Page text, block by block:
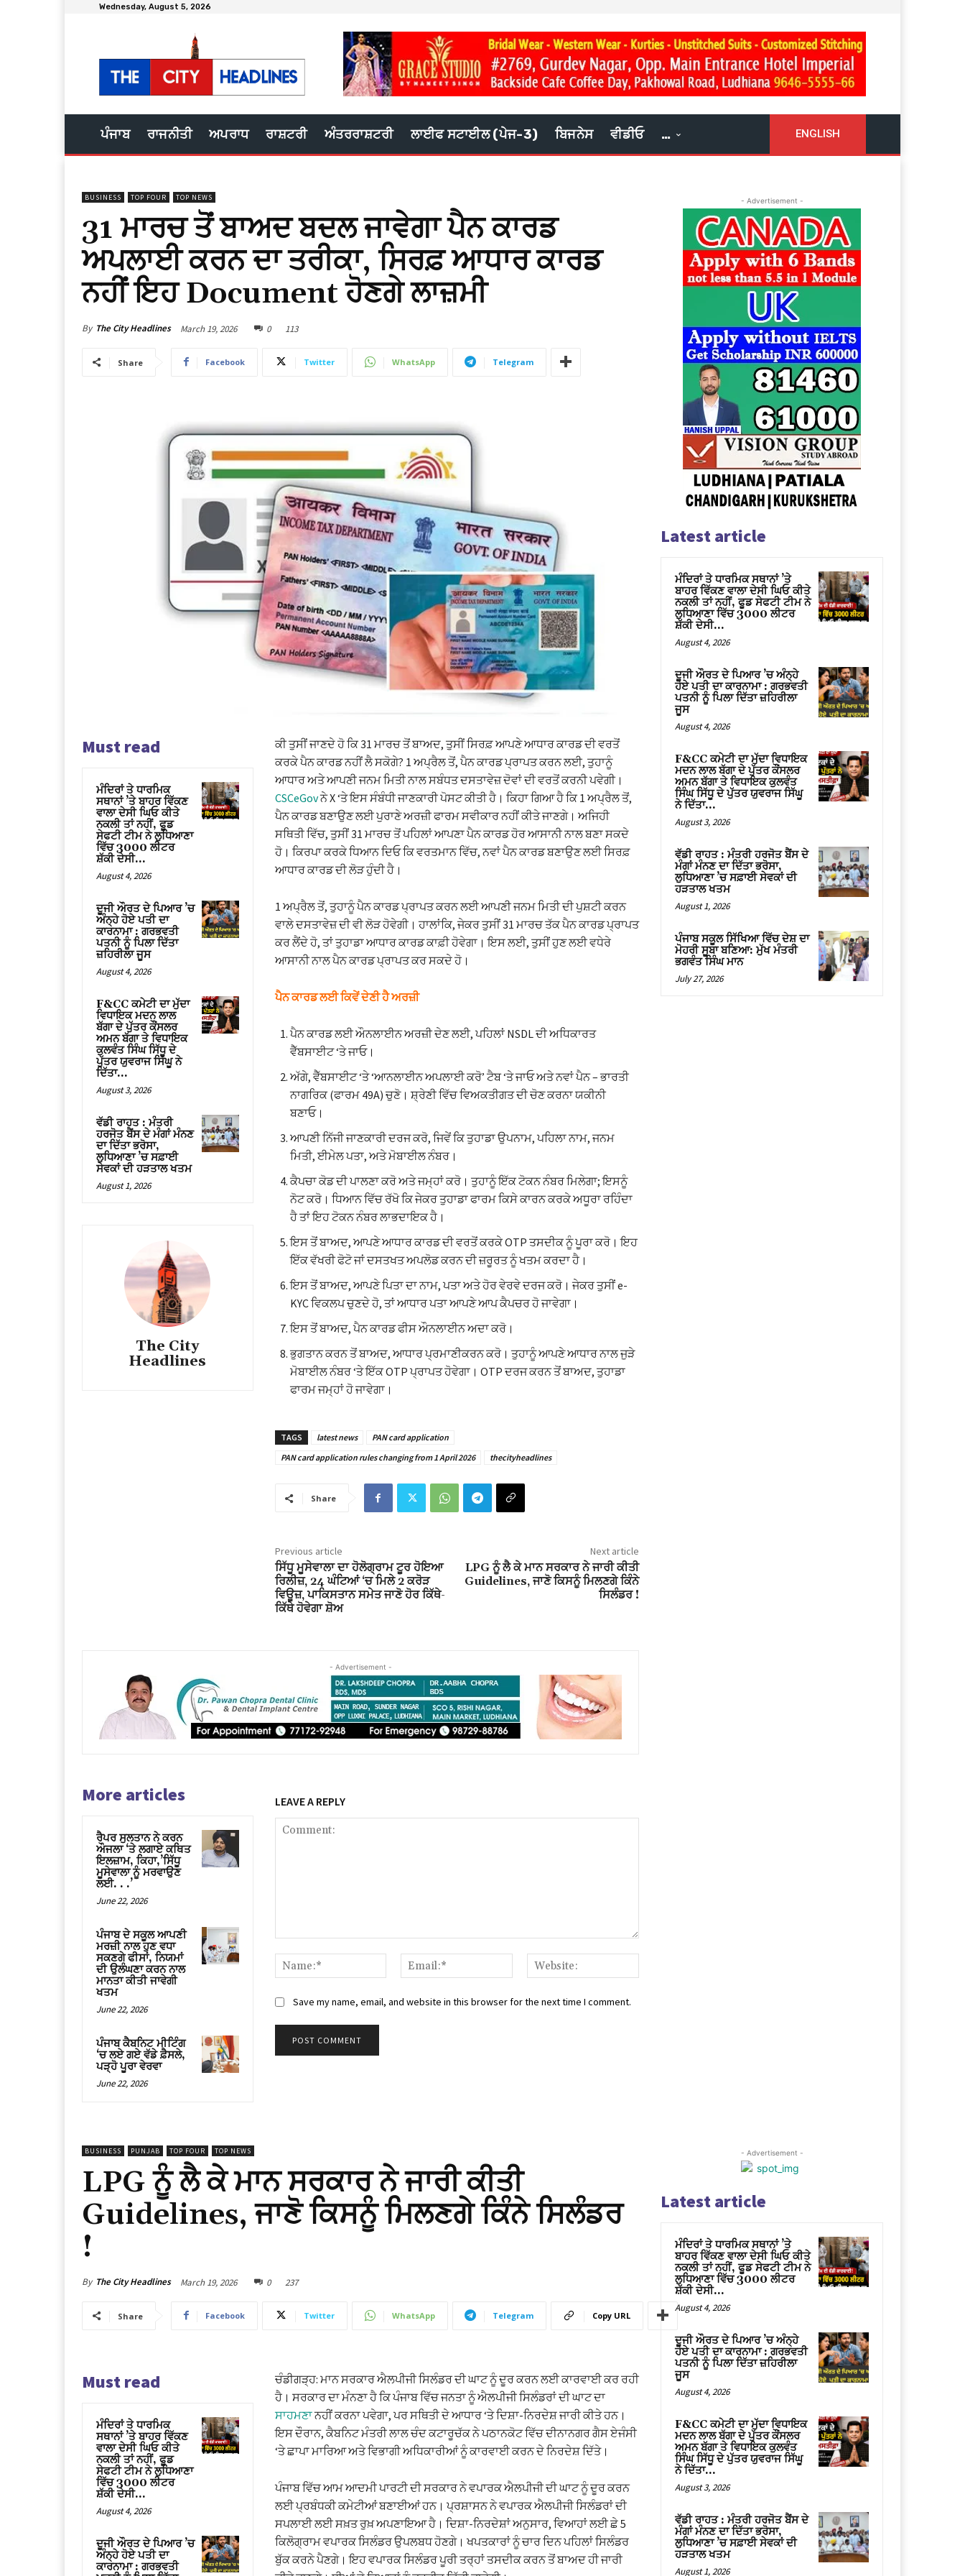
Wednesday, August 5, 2026
ਪੰਜਾਬ ਰਾਜਨੀਤੀ ਅਪਰਾਧ ਰਾਸ਼ਟਰੀ ਅੰਤਰਰਾਸ਼ਟਰੀ ਲਾਈਫ ਸਟਾਈਲ (ਪੇਜ-3) ਬਿਜਨੇਸ ਵੀਡੀਓ … ENGLISH
BUSINESS TOP FOUR TOP NEWS
31 ਮਾਰਚ ਤੋਂ ਬਾਅਦ ਬਦਲ ਜਾਵੇਗਾ ਪੈਨ ਕਾਰਡ
ਅਪਲਾਈ ਕਰਨ ਦਾ ਤਰੀਕਾ, ਸਿਰਫ਼ ਆਧਾਰ ਕਾਰਡ
ਨਹੀਂ ਇਹ Document ਹੋਣਗੇ ਲਾਜ਼ਮੀ
By The City Headlines March 19, 2026 0 113
Share Facebook Twitter WhatsApp Telegram
Must read
ਮੰਦਿਰਾਂ ਤੇ ਧਾਰਮਿਕ
ਸਥਾਨਾਂ ’ਤੇ ਬਾਹਰ ਵਿੱਕਣ
ਵਾਲਾ ਦੇਸੀ ਘਿਓ ਕੀਤੇ
ਨਕਲੀ ਤਾਂ ਨਹੀਂ, ਫੂਡ
ਸੇਫਟੀ ਟੀਮ ਨੇ ਲੁਧਿਆਣਾ
ਵਿੱਚ 3000 ਲੀਟਰ
ਸ਼ੱਕੀ ਦੇਸੀ...
August 4, 2026
ਦੂਜੀ ਔਰਤ ਦੇ ਪਿਆਰ ’ਚ
ਅੰਨ੍ਹੇ ਹੋਏ ਪਤੀ ਦਾ
ਕਾਰਨਾਮਾ : ਗਰਭਵਤੀ
ਪਤਨੀ ਨੂੰ ਪਿਲਾ ਦਿੱਤਾ
ਜ਼ਹਿਰੀਲਾ ਜੂਸ
August 4, 2026
F&CC ਕਮੇਟੀ ਦਾ ਮੁੱਦਾ
ਵਿਧਾਇਕ ਮਦਨ ਲਾਲ
ਬੱਗਾ ਦੇ ਪੁੱਤਰ ਕੌਂਸਲਰ
ਅਮਨ ਬੱਗਾ ਤੇ ਵਿਧਾਇਕ
ਕੁਲਵੰਤ ਸਿੰਘ ਸਿੱਧੂ ਦੇ
ਪੁੱਤਰ ਯੁਵਰਾਜ ਸਿੱਘੂ ਨੇ
ਦਿੱਤਾ...
August 3, 2026
ਵੱਡੀ ਰਾਹਤ : ਮੰਤਰੀ
ਹਰਜੋਤ ਬੈਂਸ ਦੇ ਮੰਗਾਂ ਮੰਨਣ
ਦਾ ਦਿੱਤਾ ਭਰੋਸਾ,
ਲੁਧਿਆਣਾ ’ਚ ਸਫ਼ਾਈ
ਸੇਵਕਾਂ ਦੀ ਹੜਤਾਲ ਖਤਮ
August 1, 2026
The City
Headlines
ਕੀ ਤੁਸੀਂ ਜਾਣਦੇ ਹੋ ਕਿ 31 ਮਾਰਚ ਤੋਂ ਬਾਅਦ, ਤੁਸੀਂ ਸਿਰਫ਼ ਆਪਣੇ ਆਧਾਰ ਕਾਰਡ ਦੀ ਵਰਤੋਂ
ਕਰਕੇ ਪੈਨ ਕਾਰਡ ਨਹੀਂ ਲੈ ਸਕੋਗੇ? 1 ਅਪ੍ਰੈਲ ਤੋਂ, ਪੈਨ ਕਾਰਡ ਪ੍ਰਾਪਤ ਕਰਨ ਲਈ, ਤੁਹਾਨੂੰ
ਆਧਾਰ ਅਤੇ ਆਪਣੀ ਜਨਮ ਮਿਤੀ ਨਾਲ ਸਬੰਧਤ ਦਸਤਾਵੇਜ਼ ਦੋਵਾਂ ਦੀ ਵਰਤੋਂ ਕਰਨੀ ਪਵੇਗੀ।
CSCeGovਨੇ X ‘ਤੇ ਇਸ ਸੰਬੰਧੀ ਜਾਣਕਾਰੀ ਪੋਸਟ ਕੀਤੀ ਹੈ। ਕਿਹਾ ਗਿਆ ਹੈ ਕਿ 1 ਅਪ੍ਰੈਲ ਤੋਂ,
ਪੈਨ ਕਾਰਡ ਬਣਾਉਣ ਲਈ ਪੁਰਾਣੇ ਅਰਜ਼ੀ ਫਾਰਮ ਸਵੀਕਾਰ ਨਹੀਂ ਕੀਤੇ ਜਾਣਗੇ। ਅਜਿਹੀ
ਸਥਿਤੀ ਵਿੱਚ, ਤੁਸੀਂ 31 ਮਾਰਚ ਤੋਂ ਪਹਿਲਾਂ ਆਪਣਾ ਪੈਨ ਕਾਰਡ ਹੋਰ ਆਸਾਨੀ ਨਾਲ ਬਣਾ ਸਕਦੇ
ਹੋ। ਕਿਰਪਾ ਕਰਕੇ ਧਿਆਨ ਦਿਓ ਕਿ ਵਰਤਮਾਨ ਵਿੱਚ, ਨਵਾਂ ਪੈਨ ਕਾਰਡ ਬਣਾਉਣ ਲਈ ਸਿਰਫ਼
ਆਧਾਰ ਕਾਰਡ ਦੀ ਲੋੜ ਹੁੰਦੀ ਹੈ।
1 ਅਪ੍ਰੈਲ ਤੋਂ, ਤੁਹਾਨੂੰ ਪੈਨ ਕਾਰਡ ਪ੍ਰਾਪਤ ਕਰਨ ਲਈ ਆਪਣੀ ਜਨਮ ਮਿਤੀ ਦੀ ਪੁਸ਼ਟੀ ਕਰਨ
ਵਾਲੇ ਦਸਤਾਵੇਜ਼ ਦੀ ਵੀ ਲੋੜ ਹੋਵੇਗੀ। ਹਾਲਾਂਕਿ, ਜੇਕਰ ਤੁਸੀਂ 31 ਮਾਰਚ ਤੱਕ ਪੈਨ ਕਾਰਡ ਪ੍ਰਾਪਤ
ਕਰ ਲੈਂਦੇ ਹੋ, ਤਾਂ ਤੁਹਾਡਾ ਆਧਾਰ ਕਾਰਡ ਕਾਫ਼ੀ ਹੋਵੇਗਾ। ਇਸ ਲਈ, ਤੁਸੀਂ ਹੁਣ ਲਈ ਵਧੇਰੇ
ਆਸਾਨੀ ਨਾਲ ਪੈਨ ਕਾਰਡ ਪ੍ਰਾਪਤ ਕਰ ਸਕਦੇ ਹੋ।
ਪੈਨ ਕਾਰਡ ਲਈ ਕਿਵੇਂ ਦੇਣੀ ਹੈ ਅਰਜ਼ੀ
ਪੈਨ ਕਾਰਡ ਲਈ ਔਨਲਾਈਨ ਅਰਜ਼ੀ ਦੇਣ ਲਈ, ਪਹਿਲਾਂ NSDL ਦੀ ਅਧਿਕਾਰਤ
ਵੈੱਬਸਾਈਟ ‘ਤੇ ਜਾਓ।
ਅੱਗੇ, ਵੈੱਬਸਾਈਟ ‘ਤੇ ‘ਆਨਲਾਈਨ ਅਪਲਾਈ ਕਰੋ’ ਟੈਬ ‘ਤੇ ਜਾਓ ਅਤੇ ਨਵਾਂ ਪੈਨ – ਭਾਰਤੀ
ਨਾਗਰਿਕ (ਫਾਰਮ 49A) ਚੁਣੋ। ਸ਼੍ਰੇਣੀ ਵਿੱਚ ਵਿਅਕਤੀਗਤ ਦੀ ਚੋਣ ਕਰਨਾ ਯਕੀਨੀ
ਬਣਾਓ।
ਆਪਣੀ ਨਿੱਜੀ ਜਾਣਕਾਰੀ ਦਰਜ ਕਰੋ, ਜਿਵੇਂ ਕਿ ਤੁਹਾਡਾ ਉਪਨਾਮ, ਪਹਿਲਾ ਨਾਮ, ਜਨਮ
ਮਿਤੀ, ਈਮੇਲ ਪਤਾ, ਅਤੇ ਮੋਬਾਈਲ ਨੰਬਰ।
ਕੈਪਚਾ ਕੋਡ ਦੀ ਪਾਲਣਾ ਕਰੋ ਅਤੇ ਜਮ੍ਹਾਂ ਕਰੋ। ਤੁਹਾਨੂੰ ਇੱਕ ਟੋਕਨ ਨੰਬਰ ਮਿਲੇਗਾ; ਇਸਨੂੰ
ਨੋਟ ਕਰੋ। ਧਿਆਨ ਵਿੱਚ ਰੱਖੋ ਕਿ ਜੇਕਰ ਤੁਹਾਡਾ ਫਾਰਮ ਕਿਸੇ ਕਾਰਨ ਕਰਕੇ ਅਧੂਰਾ ਰਹਿੰਦਾ
ਹੈ ਤਾਂ ਇਹ ਟੋਕਨ ਨੰਬਰ ਲਾਭਦਾਇਕ ਹੈ।
ਇਸ ਤੋਂ ਬਾਅਦ, ਆਪਣੇ ਆਧਾਰ ਕਾਰਡ ਦੀ ਵਰਤੋਂ ਕਰਕੇ OTP ਤਸਦੀਕ ਨੂੰ ਪੂਰਾ ਕਰੋ। ਇਹ
ਇੱਕ ਵੱਖਰੀ ਫੋਟੋ ਜਾਂ ਦਸਤਖਤ ਅਪਲੋਡ ਕਰਨ ਦੀ ਜ਼ਰੂਰਤ ਨੂੰ ਖਤਮ ਕਰਦਾ ਹੈ।
ਇਸ ਤੋਂ ਬਾਅਦ, ਆਪਣੇ ਪਿਤਾ ਦਾ ਨਾਮ, ਪਤਾ ਅਤੇ ਹੋਰ ਵੇਰਵੇ ਦਰਜ ਕਰੋ। ਜੇਕਰ ਤੁਸੀਂ e-
KYC ਵਿਕਲਪ ਚੁਣਦੇ ਹੋ, ਤਾਂ ਆਧਾਰ ਪਤਾ ਆਪਣੇ ਆਪ ਕੈਪਚਰ ਹੋ ਜਾਵੇਗਾ।
ਇਸ ਤੋਂ ਬਾਅਦ, ਪੈਨ ਕਾਰਡ ਫੀਸ ਔਨਲਾਈਨ ਅਦਾ ਕਰੋ।
ਭੁਗਤਾਨ ਕਰਨ ਤੋਂ ਬਾਅਦ, ਆਧਾਰ ਪ੍ਰਮਾਣੀਕਰਨ ਕਰੋ। ਤੁਹਾਨੂੰ ਆਪਣੇ ਆਧਾਰ ਨਾਲ ਜੁੜੇ
ਮੋਬਾਈਲ ਨੰਬਰ ‘ਤੇ ਇੱਕ OTP ਪ੍ਰਾਪਤ ਹੋਵੇਗਾ। OTP ਦਰਜ ਕਰਨ ਤੋਂ ਬਾਅਦ, ਤੁਹਾਡਾ
ਫਾਰਮ ਜਮ੍ਹਾਂ ਹੋ ਜਾਵੇਗਾ।
TAGS latest news
PAN card application
PAN card application rules changing from 1 April 2026
thecityheadlines
Share
Previous article
ਸਿੱਧੂ ਮੂਸੇਵਾਲਾ ਦਾ ਹੋਲੋਗ੍ਰਾਮ ਟੂਰ ਹੋਇਆ
ਰਿਲੀਜ਼, 24 ਘੰਟਿਆਂ ‘ਚ ਮਿਲੇ 2 ਕਰੋੜ
ਵਿਊਜ਼, ਪਾਕਿਸਤਾਨ ਸਮੇਤ ਜਾਣੋ ਹੋਰ ਕਿੱਥੇ-
ਕਿੱਥੇ ਹੋਵੇਗਾ ਸ਼ੋਅ
Next article
LPG ਨੂੰ ਲੈ ਕੇ ਮਾਨ ਸਰਕਾਰ ਨੇ ਜਾਰੀ ਕੀਤੀ
Guidelines, ਜਾਣੋ ਕਿਸਨੂੰ ਮਿਲਣਗੇ ਕਿੰਨੇ
ਸਿਲੰਡਰ !
- Advertisement -
More articles
ਰੈਪਰ ਸੁਲਤਾਨ ਨੇ ਕਰਨ
ਔਜਲਾ ‘ਤੇ ਲਗਾਏ ਕਥਿਤ
ਇਲਜ਼ਾਮ, ਕਿਹਾ,’ਸਿੱਧੂ
ਮੂਸੇਵਾਲਾ ਨੂੰ ਮਰਵਾਉਣ
ਲਈ. . .’
June 22, 2026
ਪੰਜਾਬ ਦੇ ਸਕੂਲ ਆਪਣੀ
ਮਰਜ਼ੀ ਨਾਲ ਹੁਣ ਵਧਾ
ਸਕਣਗੇ ਫੀਸਾਂ, ਨਿਯਮਾਂ
ਦੀ ਉਲੰਘਣਾ ਕਰਨ ਨਾਲ
ਮਾਨਤਾ ਕੀਤੀ ਜਾਵੇਗੀ
ਖਤਮ
June 22, 2026
ਪੰਜਾਬ ਕੈਬਨਿਟ ਮੀਟਿੰਗ
‘ਚ ਲਏ ਗਏ ਵੱਡੇ ਫ਼ੈਸਲੇ,
ਪੜ੍ਹੋ ਪੂਰਾ ਵੇਰਵਾ
June 22, 2026
LEAVE A REPLY
Name:*
Email:*
Save my name, email, and website in this browser for the next time I comment.
- Advertisement -
Latest article
ਮੰਦਿਰਾਂ ਤੇ ਧਾਰਮਿਕ ਸਥਾਨਾਂ ’ਤੇ
ਬਾਹਰ ਵਿੱਕਣ ਵਾਲਾ ਦੇਸੀ ਘਿਓ ਕੀਤੇ
ਨਕਲੀ ਤਾਂ ਨਹੀਂ, ਫੂਡ ਸੇਫਟੀ ਟੀਮ ਨੇ
ਲੁਧਿਆਣਾ ਵਿੱਚ 3000 ਲੀਟਰ
ਸ਼ੱਕੀ ਦੇਸੀ...
August 4, 2026
ਦੂਜੀ ਔਰਤ ਦੇ ਪਿਆਰ ’ਚ ਅੰਨ੍ਹੇ
ਹੋਏ ਪਤੀ ਦਾ ਕਾਰਨਾਮਾ : ਗਰਭਵਤੀ
ਪਤਨੀ ਨੂੰ ਪਿਲਾ ਦਿੱਤਾ ਜ਼ਹਿਰੀਲਾ
ਜੂਸ
August 4, 2026
F&CC ਕਮੇਟੀ ਦਾ ਮੁੱਦਾ ਵਿਧਾਇਕ
ਮਦਨ ਲਾਲ ਬੱਗਾ ਦੇ ਪੁੱਤਰ ਕੌਂਸਲਰ
ਅਮਨ ਬੱਗਾ ਤੇ ਵਿਧਾਇਕ ਕੁਲਵੰਤ
ਸਿੰਘ ਸਿੱਧੂ ਦੇ ਪੁੱਤਰ ਯੁਵਰਾਜ ਸਿੱਘੂ
ਨੇ ਦਿੱਤਾ...
August 3, 2026
ਵੱਡੀ ਰਾਹਤ : ਮੰਤਰੀ ਹਰਜੋਤ ਬੈਂਸ ਦੇ
ਮੰਗਾਂ ਮੰਨਣ ਦਾ ਦਿੱਤਾ ਭਰੋਸਾ,
ਲੁਧਿਆਣਾ ’ਚ ਸਫ਼ਾਈ ਸੇਵਕਾਂ ਦੀ
ਹੜਤਾਲ ਖਤਮ
August 1, 2026
ਪੰਜਾਬ ਸਕੂਲ ਸਿੱਖਿਆ ਵਿੱਚ ਦੇਸ਼ ਦਾ
ਮੋਹਰੀ ਸੂਬਾ ਬਣਿਆ: ਮੁੱਖ ਮੰਤਰੀ
ਭਗਵੰਤ ਸਿੰਘ ਮਾਨ
July 27, 2026